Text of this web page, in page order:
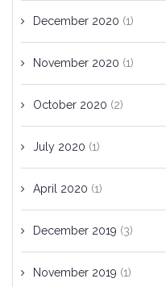
December 2020 (1)
November 2020 (1)
October 2020 (2)
July 2020 (1)
April 2020 (1)
December 2019 (3)
November 2019 (1)